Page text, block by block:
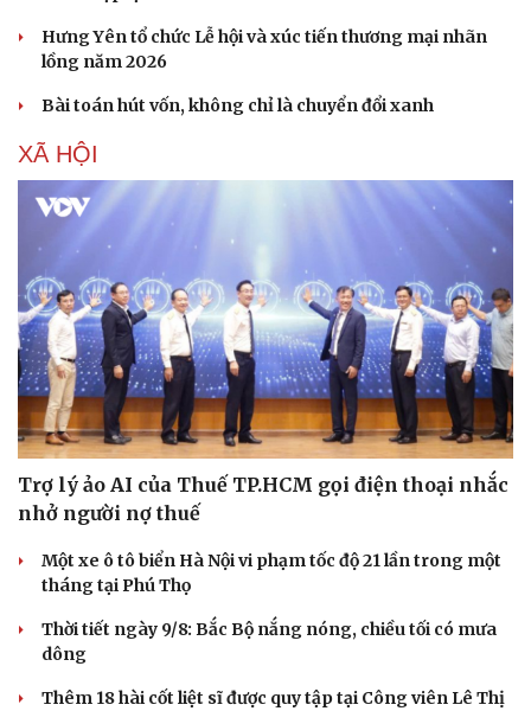
Săn Tour
check-in
Đọc truyện đêm khuya
Kể chuyện cho bé
Hạt giống tâm hồn
Hưng Yên tổ chức Lễ hội và xúc tiến thương mại nhãn
lồng năm 2026
Bài toán hút vốn, không chỉ là chuyển đổi xanh
XÃ HỘI
Trợ lý ảo AI của Thuế TP.HCM gọi điện thoại nhắc
nhở người nợ thuế
Một xe ô tô biển Hà Nội vi phạm tốc độ 21 lần trong một
tháng tại Phú Thọ
Thời tiết ngày 9/8: Bắc Bộ nắng nóng, chiều tối có mưa
dông
Thêm 18 hài cốt liệt sĩ được quy tập tại Công viên Lê Thị